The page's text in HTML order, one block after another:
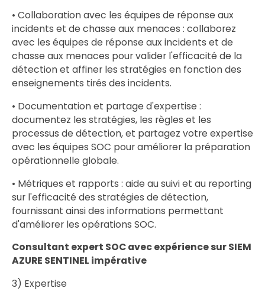
• Collaboration avec les équipes de réponse aux
incidents et de chasse aux menaces : collaborez
avec les équipes de réponse aux incidents et de
chasse aux menaces pour valider l'efficacité de la
détection et affiner les stratégies en fonction des
enseignements tirés des incidents.
• Documentation et partage d'expertise :
documentez les stratégies, les règles et les
processus de détection, et partagez votre expertise
avec les équipes SOC pour améliorer la préparation
opérationnelle globale.
• Métriques et rapports : aide au suivi et au reporting
sur l'efficacité des stratégies de détection,
fournissant ainsi des informations permettant
d'améliorer les opérations SOC.
Consultant expert SOC avec expérience sur SIEM
AZURE SENTINEL impérative
3) Expertise